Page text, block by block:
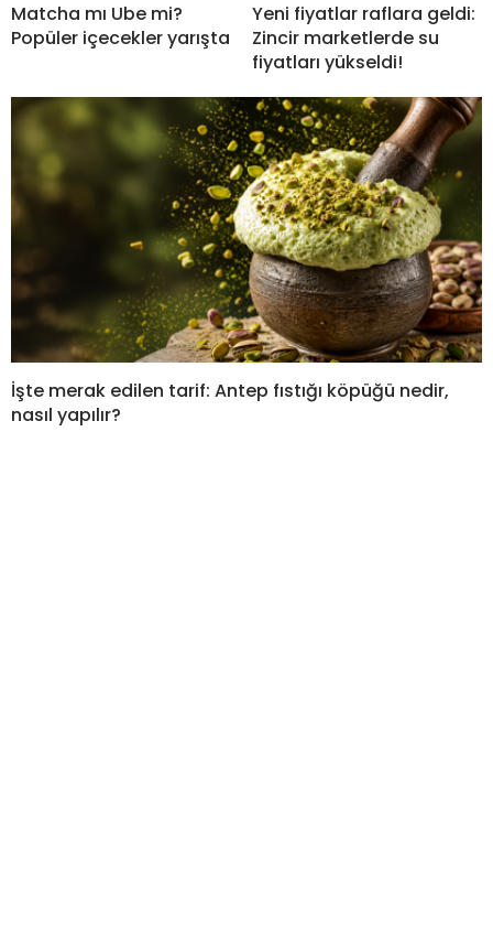
Matcha mı Ube mi?
Popüler içecekler yarışta
Yeni fiyatlar raflara geldi:
Zincir marketlerde su
fiyatları yükseldi!
İşte merak edilen tarif: Antep fıstığı köpüğü nedir,
nasıl yapılır?